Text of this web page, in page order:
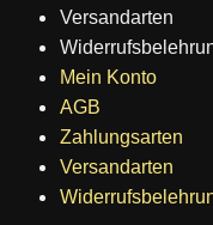
Versandarten
Mein Konto
AGB
Zahlungsarten
Versandarten